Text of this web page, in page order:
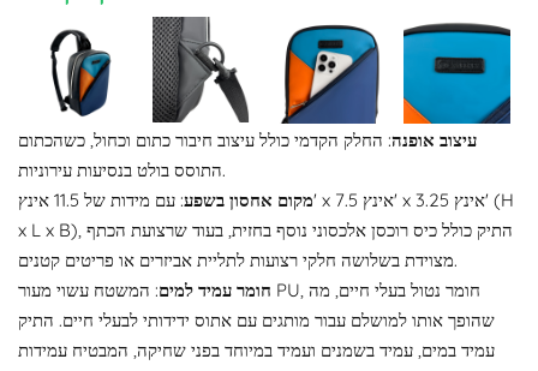
עיצוב אופנה: החלק הקדמי כולל עיצוב חיבור כתום וכחול, כשהכתום
התוסס בולט בנסיעות עירוניות.
מקום אחסון בשפע
: עם מידות של 11.5 אינץ' x 7.5 אינץ' x 3.25 אינץ' (H
x L x B), התיק כולל כיס רוכסן אלכסוני נוסף בחזית, בעוד שרצועת הכתף
מצוידת בשלושה חלקי רצועות לתליית אביזרים או פריטים קטנים.
חומר עמיד למים: המשטח עשוי מעור PU, חומר נטול בעלי חיים, מה
שהופך אותו למושלם עבור מותגים עם אתוס ידידותי לבעלי חיים. התיק
עמיד במים, עמיד בשמנים ועמיד במיוחד בפני שחיקה, המבטיח עמידות